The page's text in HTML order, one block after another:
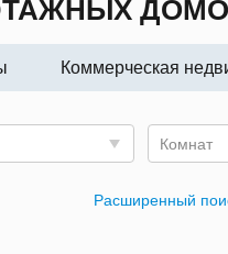
Коммерческая
Комнат
Расширенный